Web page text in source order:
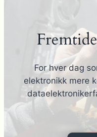
For hver dag
elektronikk mere